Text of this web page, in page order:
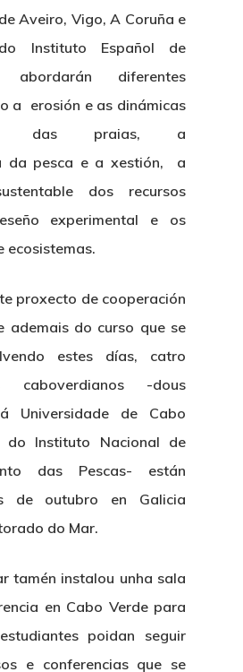
Aveiro, Vigo, A Coruña e
Instituto Español de
abordarán diferentes
a erosión e as dinámicas
das praias, a
da pesca e a xestión, a
dos recursos
experimental e os
ecosistemas.
proxecto de cooperación
ademais do curso que se
estes días, catro
caboverdianos -dous
Universidade de Cabo
do Instituto Nacional de
das Pescas- están
de outubro en Galicia
do Mar.
tamén instalou unha sala
en Cabo Verde para
poidan seguir
e conferencias que se